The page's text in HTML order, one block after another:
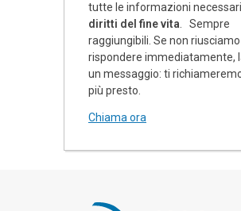
tutte le informazioni
diritti del fine vita . Sempre
raggiungibili. Se non riusciamo
rispondere immediatamente,
un messaggio: ti
più presto.
Chiama ora